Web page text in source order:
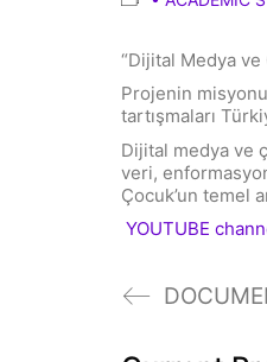
“Dijital Medya
Projenin
tartışmaları
Dijital medya ve
veri,
Çocuk’un temel
YOUTUBE